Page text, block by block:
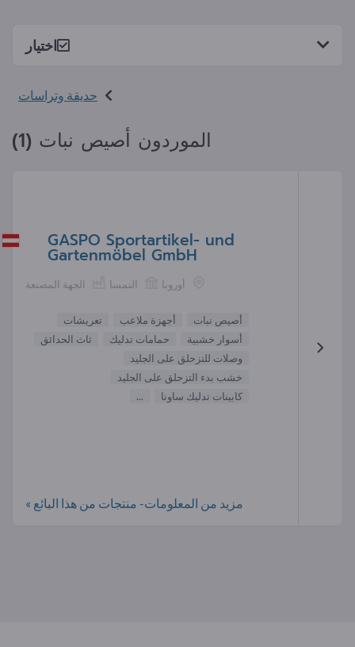
اختيار
حديقة وتراسات
الموردون أصيص نبات (1)
GASPO Sportartikel- und
Gartenmöbel GmbH
الجهة المصنعة النمسا أوروبا
أصيص نبات أجهزة ملاعب
تعريشات
أسوار خشبية
حمامات تدليك
ثاث الحدائق
وصلات للتزحلق على الجليد
خشب بدء التزحلق على الجليد
كابينات تدليك ساونا
...
مزيد من المعلومات- منتجات من هذا البائع »